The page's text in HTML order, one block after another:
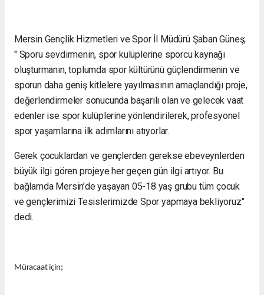
Mersin Gençlik Hizmetleri ve Spor İl Müdürü Şaban Güneş;
" Sporu sevdirmenin, spor kulüplerine sporcu kaynağı
oluşturmanın, toplumda spor kültürünü güçlendirmenin ve
sporun daha geniş kitlelere yayılmasının amaçlandığı proje,
değerlendirmeler sonucunda başarılı olan ve gelecek vaat
edenler ise spor kulüplerine yönlendirilerek, profesyonel
spor yaşamlarına ilk adımlarını atıyorlar.
Gerek çocuklardan ve gençlerden gerekse ebeveynlerden
büyük ilgi gören projeye her geçen gün ilgi artıyor. Bu
bağlamda Mersin’de yaşayan 05-18 yaş grubu tüm çocuk
ve gençlerimizi Tesislerimizde Spor yapmaya bekliyoruz"
dedi.
Müracaat için;